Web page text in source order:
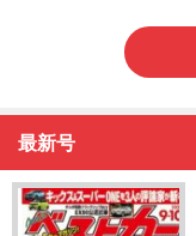
最新号